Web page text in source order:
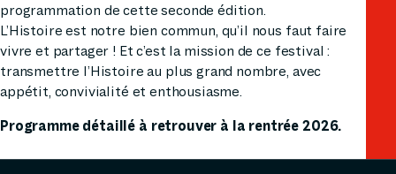
programmation de cette seconde édition.
L’Histoire est notre bien commun, qu’il nous faut faire
vivre et partager ! Et c’est la mission de ce festival :
transmettre l’Histoire au plus grand nombre, avec
appétit, convivialité et enthousiasme.
Programme détaillé à retrouver à la rentrée 2026.